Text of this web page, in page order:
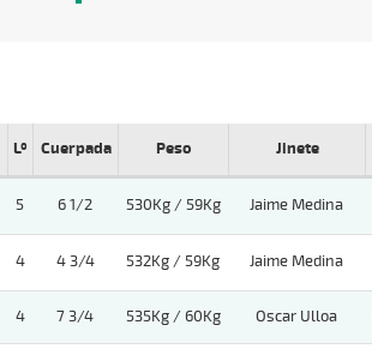
Lº Cuerpada Peso Jinete
5 6 1/2 530Kg / 59Kg Jaime Medina
4 4 3/4 532Kg / 59Kg Jaime Medina
4 7 3/4 535Kg / 60Kg Oscar Ulloa